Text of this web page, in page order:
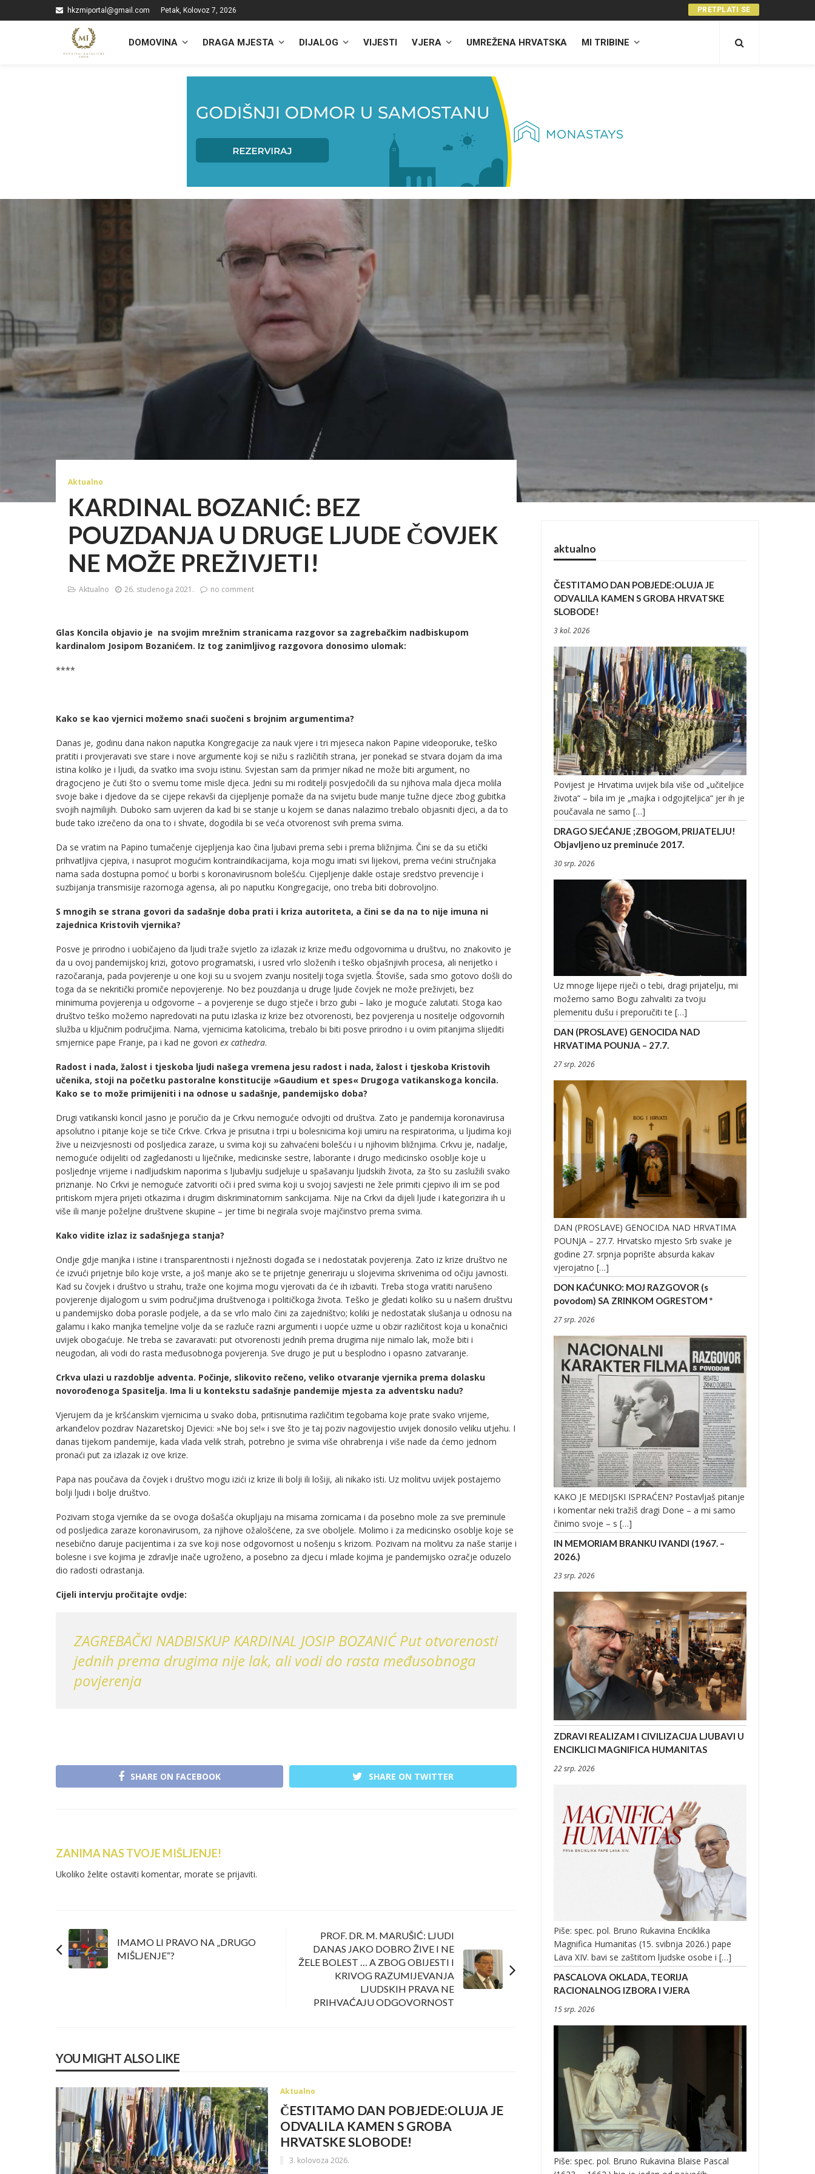
hkzmiportal@gmail.com Petak, Kolovoz 7, 2026 PRETPLATI SE
DOMOVINA DRAGA MJESTA DIJALOG VIJESTI VJERA UMREŽENA HRVATSKA MI TRIBINE
Aktualno
KARDINAL BOZANIĆ: BEZ
POUZDANJA U DRUGE LJUDE ČOVJEK
NE MOŽE PREŽIVJETI!
Aktualno 26. studenoga 2021. no comment
Glas Koncila objavio je na svojim mrežnim stranicama razgovor sa zagrebačkim nadbiskupom
kardinalom Josipom Bozanićem. Iz tog zanimljivog razgovora donosimo ulomak:
****
Kako se kao vjernici možemo snaći suočeni s brojnim argumentima?
Danas je, godinu dana nakon naputka Kongregacije za nauk vjere i tri mjeseca nakon Papine videoporuke, teško
pratiti i provjeravati sve stare i nove argumente koji se nižu s različitih strana, jer ponekad se stvara dojam da ima
istina koliko je i ljudi, da svatko ima svoju istinu. Svjestan sam da primjer nikad ne može biti argument, no
dragocjeno je čuti što o svemu tome misle djeca. Jedni su mi roditelji posvjedočili da su njihova mala djeca molila
svoje bake i djedove da se cijepe rekavši da cijepljenje pomaže da na svijetu bude manje tužne djece zbog gubitka
svojih najmilijih. Duboko sam uvjeren da kad bi se stanje u kojem se danas nalazimo trebalo objasniti djeci, a da to
bude tako izrečeno da ona to i shvate, dogodila bi se veća otvorenost svih prema svima.
Da se vratim na Papino tumačenje cijepljenja kao čina ljubavi prema sebi i prema bližnjima. Čini se da su etički
prihvatljiva cjepiva, i nasuprot mogućim kontraindikacijama, koja mogu imati svi lijekovi, prema većini stručnjaka
nama sada dostupna pomoć u borbi s koronavirusnom bolešću. Cijepljenje dakle ostaje sredstvo prevencije i
suzbijanja transmisije razornoga agensa, ali po naputku Kongregacije, ono treba biti dobrovoljno.
S mnogih se strana govori da sadašnje doba prati i kriza autoriteta, a čini se da na to nije imuna ni
zajednica Kristovih vjernika?
Posve je prirodno i uobičajeno da ljudi traže svjetlo za izlazak iz krize među odgovornima u društvu, no znakovito je
da u ovoj pandemijskoj krizi, gotovo programatski, i usred vrlo složenih i teško objašnjivih procesa, ali nerijetko i
razočaranja, pada povjerenje u one koji su u svojem zvanju nositelji toga svjetla. Štoviše, sada smo gotovo došli do
toga da se nekritički promiče nepovjerenje. No bez pouzdanja u druge ljude čovjek ne može preživjeti, bez
minimuma povjerenja u odgovorne – a povjerenje se dugo stječe i brzo gubi – lako je moguće zalutati. Stoga kao
društvo teško možemo napredovati na putu izlaska iz krize bez otvorenosti, bez povjerenja u nositelje odgovornih
služba u ključnim područjima. Nama, vjernicima katolicima, trebalo bi biti posve prirodno i u ovim pitanjima slijediti
smjernice pape Franje, pa i kad ne govori ex cathedra.
Radost i nada, žalost i tjeskoba ljudi našega vremena jesu radost i nada, žalost i tjeskoba Kristovih
učenika, stoji na početku pastoralne konstitucije »Gaudium et spes« Drugoga vatikanskoga koncila.
Kako se to može primijeniti i na odnose u sadašnje, pandemijsko doba?
Drugi vatikanski koncil jasno je poručio da je Crkvu nemoguće odvojiti od društva. Zato je pandemija koronavirusa
apsolutno i pitanje koje se tiče Crkve. Crkva je prisutna i trpi u bolesnicima koji umiru na respiratorima, u ljudima koji
žive u neizvjesnosti od posljedica zaraze, u svima koji su zahvaćeni bolešću i u njihovim bližnjima. Crkvu je, nadalje,
nemoguće odijeliti od zagledanosti u liječnike, medicinske sestre, laborante i drugo medicinsko osoblje koje u
posljednje vrijeme i nadljudskim naporima s ljubavlju sudjeluje u spašavanju ljudskih života, za što su zaslužili svako
priznanje. No Crkvi je nemoguće zatvoriti oči i pred svima koji u svojoj savjesti ne žele primiti cjepivo ili im se pod
pritiskom mjera prijeti otkazima i drugim diskriminatornim sankcijama. Nije na Crkvi da dijeli ljude i kategorizira ih u
više ili manje poželjne društvene skupine – jer time bi negirala svoje majčinstvo prema svima.
Kako vidite izlaz iz sadašnjega stanja?
Ondje gdje manjka i istine i transparentnosti i nježnosti događa se i nedostatak povjerenja. Zato iz krize društvo ne
će izvući prijetnje bilo koje vrste, a još manje ako se te prijetnje generiraju u slojevima skrivenima od očiju javnosti.
Kad su čovjek i društvo u strahu, traže one kojima mogu vjerovati da će ih izbaviti. Treba stoga vratiti narušeno
povjerenje dijalogom u svim područjima društvenoga i političkoga života. Teško je gledati koliko su u našem društvu
u pandemijsko doba porasle podjele, a da se vrlo malo čini za zajedništvo; koliki je nedostatak slušanja u odnosu na
galamu i kako manjka temeljne volje da se razluče razni argumenti i uopće uzme u obzir različitost koja u konačnici
uvijek obogaćuje. Ne treba se zavaravati: put otvorenosti jednih prema drugima nije nimalo lak, može biti i
neugodan, ali vodi do rasta međusobnoga povjerenja. Sve drugo je put u besplodno i opasno zatvaranje.
Crkva ulazi u razdoblje adventa. Počinje, slikovito rečeno, veliko otvaranje vjernika prema dolasku
novorođenoga Spasitelja. Ima li u kontekstu sadašnje pandemije mjesta za adventsku nadu?
Vjerujem da je kršćanskim vjernicima u svako doba, pritisnutima različitim tegobama koje prate svako vrijeme,
arkanđelov pozdrav Nazaretskoj Djevici: »Ne boj se!« i sve što je taj poziv nagovijestio uvijek donosilo veliku utjehu. I
danas tijekom pandemije, kada vlada velik strah, potrebno je svima više ohrabrenja i više nade da ćemo jednom
pronaći put za izlazak iz ove krize.
Papa nas poučava da čovjek i društvo mogu izići iz krize ili bolji ili lošiji, ali nikako isti. Uz molitvu uvijek postajemo
bolji ljudi i bolje društvo.
Pozivam stoga vjernike da se ovoga došašća okupljaju na misama zornicama i da posebno mole za sve preminule
od posljedica zaraze koronavirusom, za njihove ožalošćene, za sve oboljele. Molimo i za medicinsko osoblje koje se
nesebično daruje pacijentima i za sve koji nose odgovornost u nošenju s krizom. Pozivam na molitvu za naše starije i
bolesne i sve kojima je zdravlje inače ugroženo, a posebno za djecu i mlade kojima je pandemijsko ozračje oduzelo
dio radosti odrastanja.
Cijeli intervju pročitajte ovdje:
ZAGREBAČKI NADBISKUP KARDINAL JOSIP BOZANIĆ Put otvorenosti
jednih prema drugima nije lak, ali vodi do rasta međusobnoga
povjerenja
SHARE ON FACEBOOK SHARE ON TWITTER
ZANIMA NAS TVOJE MIŠLJENJE!
Ukoliko želite ostaviti komentar, morate se prijaviti.
IMAMO LI PRAVO NA „DRUGO
MIŠLJENJE“?
PROF. DR. M. MARUŠIĆ: LJUDI
DANAS JAKO DOBRO ŽIVE I NE
ŽELE BOLEST … A ZBOG OBIJESTI I
KRIVOG RAZUMIJEVANJA
LJUDSKIH PRAVA NE
PRIHVAĆAJU ODGOVORNOST
YOU MIGHT ALSO LIKE
Aktualno
ČESTITAMO DAN POBJEDE:OLUJA JE
ODVALILA KAMEN S GROBA
HRVATSKE SLOBODE!
3. kolovoza 2026.
aktualno
ČESTITAMO DAN POBJEDE:OLUJA JE
ODVALILA KAMEN S GROBA HRVATSKE
SLOBODE!
3 kol. 2026
Povijest je Hrvatima uvijek bila više od „učiteljice
života“ – bila im je „majka i odgojiteljica“ jer ih je
poučavala ne samo […]
DRAGO SJEĆANJE ;ZBOGOM, PRIJATELJU!
Objavljeno uz preminuće 2017.
30 srp. 2026
Uz mnoge lijepe riječi o tebi, dragi prijatelju, mi
možemo samo Bogu zahvaliti za tvoju
plemenitu dušu i preporučiti te […]
DAN (PROSLAVE) GENOCIDA NAD
HRVATIMA POUNJA – 27.7.
27 srp. 2026
DAN (PROSLAVE) GENOCIDA NAD HRVATIMA
POUNJA – 27.7. Hrvatsko mjesto Srb svake je
godine 27. srpnja poprište absurda kakav
vjerojatno […]
DON KAĆUNKO: MOJ RAZGOVOR (s
povodom) SA ZRINKOM OGRESTOM *
27 srp. 2026
KAKO JE MEDIJSKI ISPRAĆEN? Postavljaš pitanje
i komentar neki tražiš dragi Done – a mi samo
činimo svoje – s […]
IN MEMORIAM BRANKU IVANDI (1967. –
2026.)
23 srp. 2026
ZDRAVI REALIZAM I CIVILIZACIJA LJUBAVI U
ENCIKLICI MAGNIFICA HUMANITAS
22 srp. 2026
Piše: spec. pol. Bruno Rukavina Enciklika
Magnifica Humanitas (15. svibnja 2026.) pape
Lava XIV. bavi se zaštitom ljudske osobe i […]
PASCALOVA OKLADA, TEORIJA
RACIONALNOG IZBORA I VJERA
15 srp. 2026
Piše: spec. pol. Bruno Rukavina Blaise Pascal